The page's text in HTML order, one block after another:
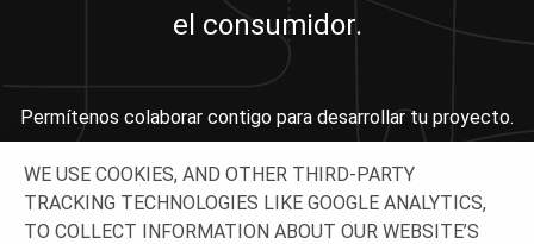
el consumidor.
Permítenos colaborar contigo para desarrollar tu proyecto.
PONTE EN CONTACTO
CON NOSOTROS
WE USE COOKIES, AND OTHER THIRD-PARTY
TRACKING TECHNOLOGIES LIKE GOOGLE ANALYTICS,
TO COLLECT INFORMATION ABOUT OUR WEBSITE’S